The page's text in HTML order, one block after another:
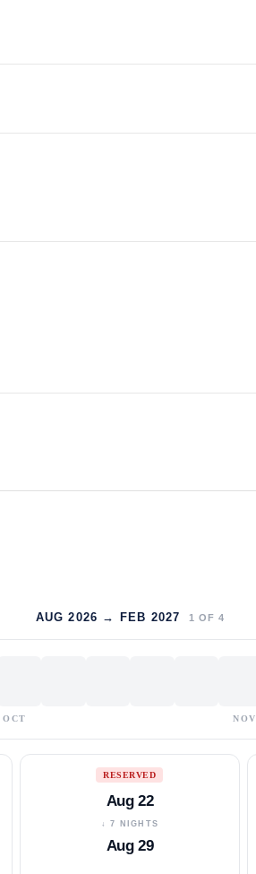
AUG 2026 → FEB 2027 1 OF 4
OCT NOV
RESERVED
Aug 22
↓ 7 NIGHTS
Aug 29